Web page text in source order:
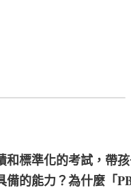
標準化的考試，帶
的能力？為什麼「